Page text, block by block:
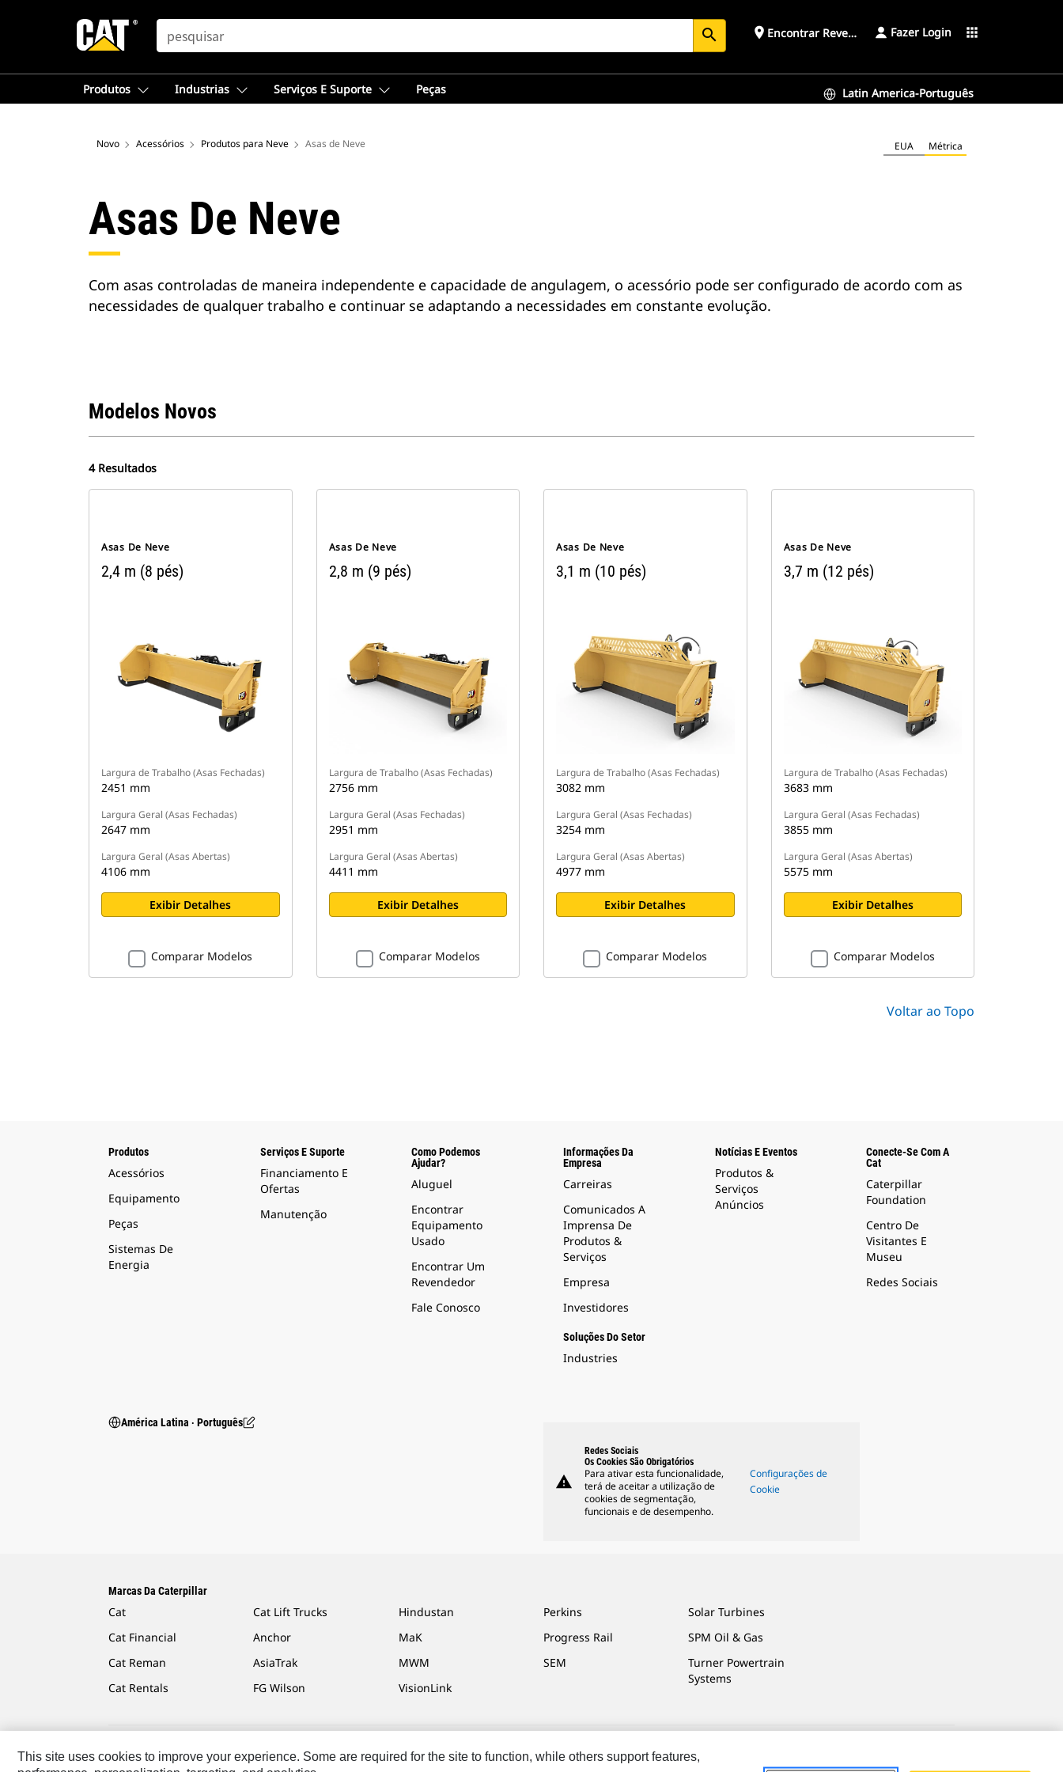
SEARCH search place Encontrar Revendedor Fazer Login apps
Produtos Industrias Serviços E Suporte Peças Latin America-Português
Novo Acessórios Produtos para Neve Asas de Neve EUA Métrica
Asas De Neve
Com asas controladas de maneira independente e capacidade de angulagem, o acessório pode ser configurado de acordo com as
necessidades de qualquer trabalho e continuar se adaptando a necessidades em constante evolução.
Modelos Novos
4 Resultados
Asas De Neve
2,4 m (8 pés)
Largura de Trabalho (Asas Fechadas)
2451 mm
Largura Geral (Asas Fechadas)
2647 mm
Largura Geral (Asas Abertas)
4106 mm
Exibir Detalhes
Comparar Modelos
Asas De Neve
2,8 m (9 pés)
Largura de Trabalho (Asas Fechadas)
2756 mm
Largura Geral (Asas Fechadas)
2951 mm
Largura Geral (Asas Abertas)
4411 mm
Exibir Detalhes
Comparar Modelos
Asas De Neve
3,1 m (10 pés)
Largura de Trabalho (Asas Fechadas)
3082 mm
Largura Geral (Asas Fechadas)
3254 mm
Largura Geral (Asas Abertas)
4977 mm
Exibir Detalhes
Comparar Modelos
Asas De Neve
3,7 m (12 pés)
Largura de Trabalho (Asas Fechadas)
3683 mm
Largura Geral (Asas Fechadas)
3855 mm
Largura Geral (Asas Abertas)
5575 mm
Exibir Detalhes
Comparar Modelos
Voltar ao Topo
Produtos
Acessórios
Equipamento
Peças
Sistemas De
Energia
Serviços E Suporte
Financiamento E
Ofertas
Manutenção
Como Podemos
Ajudar?
Aluguel
Encontrar
Equipamento
Usado
Encontrar Um
Revendedor
Fale Conosco
Informações Da
Empresa
Carreiras
Comunicados A
Imprensa De
Produtos &
Serviços
Empresa
Investidores
Soluções Do Setor
Industries
Notícias E Eventos
Produtos &
Serviços
Anúncios
Conecte-Se Com A
Cat
Caterpillar
Foundation
Centro De
Visitantes E
Museu
Redes Sociais
América Latina ‧ Português
warning
Redes Sociais
Os Cookies São Obrigatórios
Para ativar esta funcionalidade,
terá de aceitar a utilização de
cookies de segmentação,
funcionais e de desempenho.
Configurações de
Cookie
Marcas Da Caterpillar
Cat
Cat Financial
Cat Reman
Cat Rentals
Cat Lift Trucks
Anchor
AsiaTrak
FG Wilson
Hindustan
MaK
MWM
VisionLink
Perkins
Progress Rail
SEM
Solar Turbines
SPM Oil & Gas
Turner Powertrain
Systems
Caterpillar.com Caterpillar Contato E Suporte Minhas Preferências De Marketing Mapa Do Local Cookie Settings Legal Privacidade
This site uses cookies to improve your experience. Some are required for the site to function, while others support features,